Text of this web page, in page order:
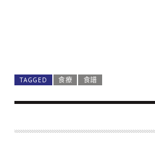
TAGGED 食療 食譜